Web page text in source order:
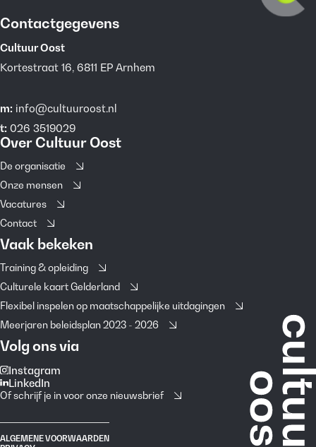
Contactgegevens
Cultuur Oost
Kortestraat 16, 6811 EP Arnhem
m: info@cultuuroost.nl
t: 026 3519029
Over Cultuur Oost
De organisatie
Onze mensen
Vacatures
Contact
Vaak bekeken
Training & opleiding
Culturele kaart Gelderland
Flexibel inspelen op maatschappelijke uitdagingen
Meerjaren beleidsplan 2023 - 2026
Volg ons via
Instagram
LinkedIn
Of schrijf je in voor onze nieuwsbrief
ALGEMENE VOORWAARDEN